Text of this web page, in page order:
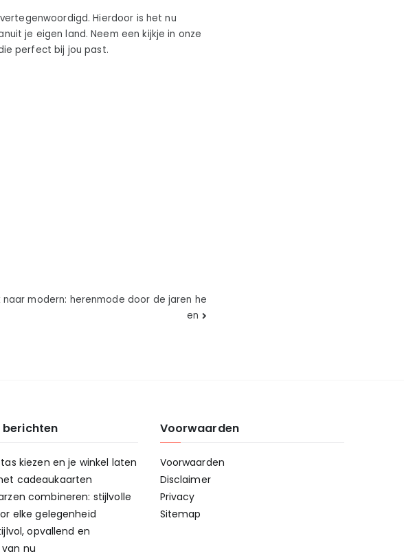
Hierdoor is het nu
je eigen land. Neem een kijkje in onze
perfect bij jou past.
naar modern: herenmode door de jaren he
en
berichten
kiezen en je winkel laten
cadeaukaarten
combineren: stijlvolle
elke gelegenheid
opvallend en
nu
Voorwaarden
Voorwaarden
Disclaimer
Privacy
Sitemap